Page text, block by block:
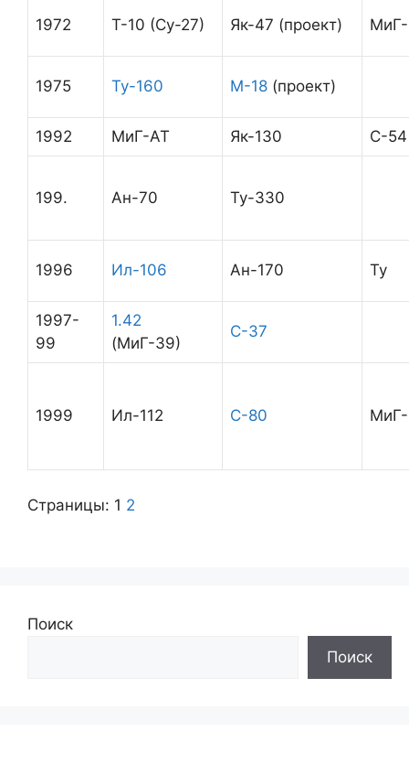
1972 Т-10 (Су-27) Як-47 (проект) МиГ-
1975 Ту-160 М-18 (проект)
1992 МиГ-АТ Як-130 С-54
199. Ан-70 Ту-330
1996 Ил-106 Ан-170 Ту
1997-
99
1.42
(МиГ-39)
С-37
1999 Ил-112 С-80 МиГ-
Страницы: 1 2
Поиск
Поиск